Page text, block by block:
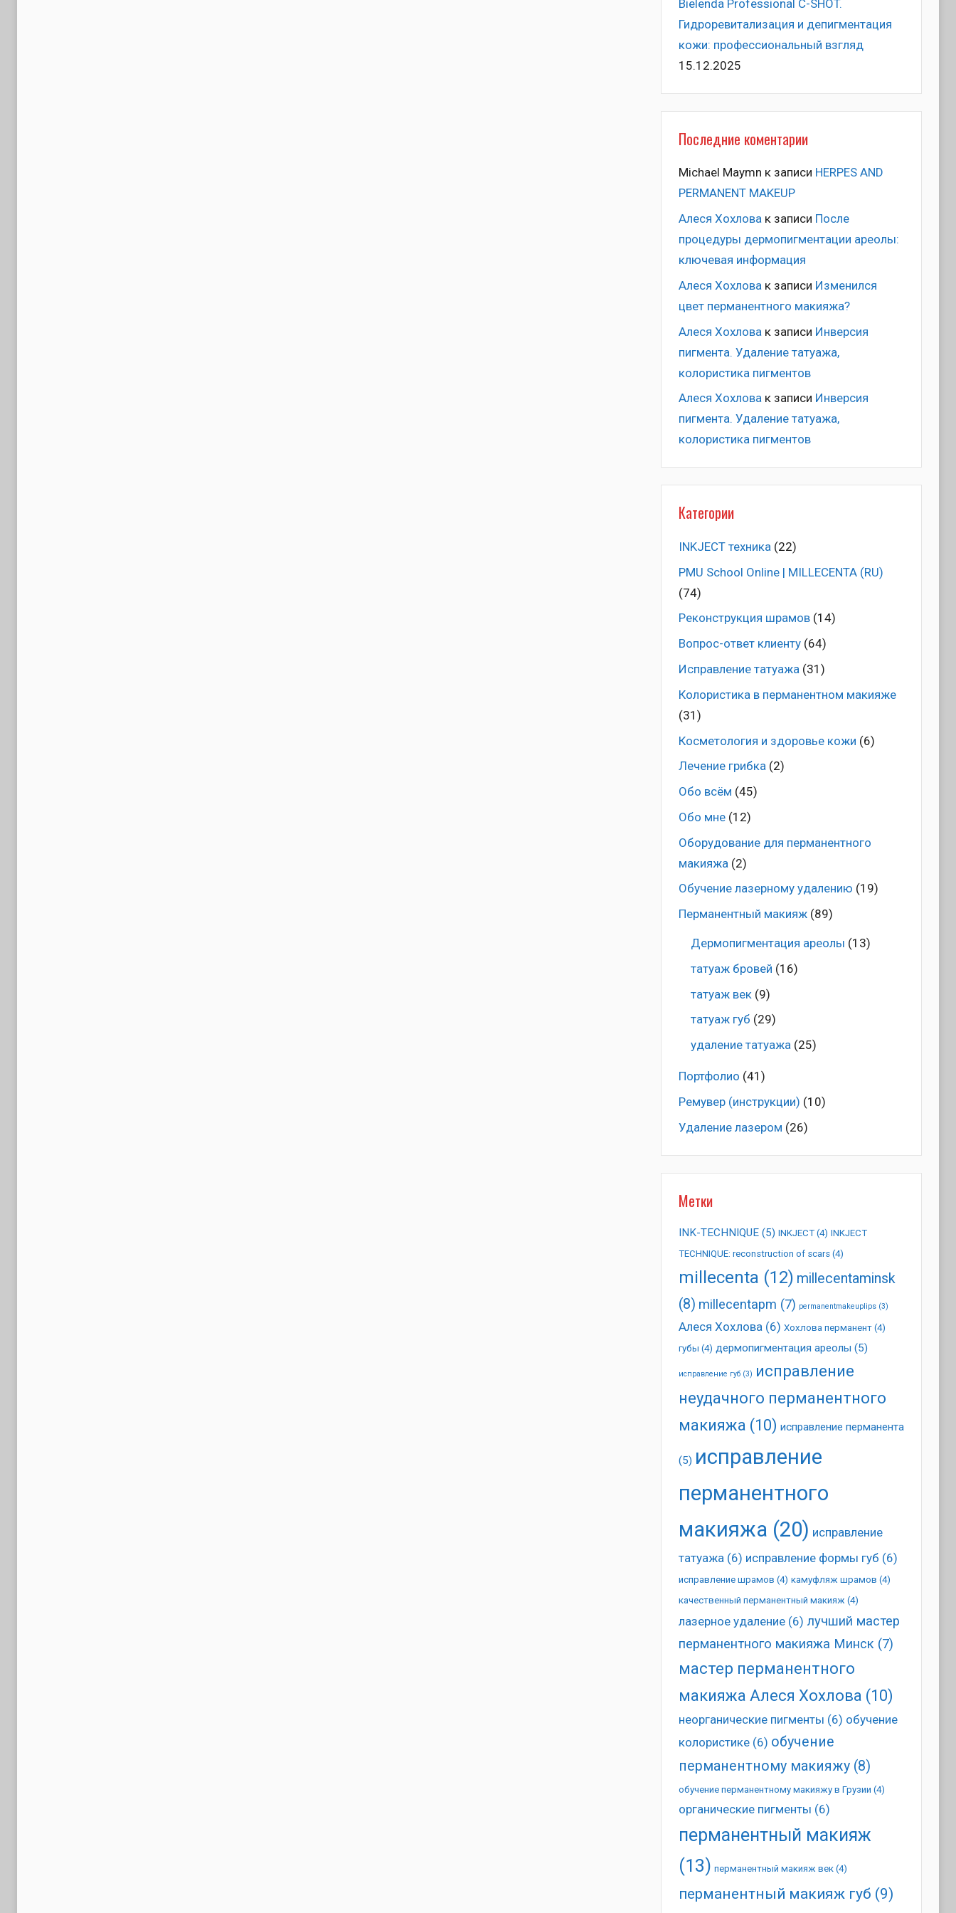
Bielenda Professional C-SHOT.
Гидроревитализация и депигментация
кожи: профессиональный взгляд
15.12.2025
Последние коментарии
Michael Maymn к записи HERPES AND
PERMANENT MAKEUP
Алеся Хохловак записи После
процедуры дермопигментации ареолы:
ключевая информация
Алеся Хохлова к записи Изменился
цвет перманентного макияжа?
Алеся Хохлова к записи Инверсия
пигмента. Удаление татуажа,
колористика пигментов
Алеся Хохловак записи Инверсия
пигмента. Удаление татуажа,
колористика пигментов
Категории
INKJECT техника (22)
PMU School Online | MILLECENTA (RU)
(74)
Pеконструкция шрамов(14)
Вопрос-ответ клиенту(64)
Исправление татуажа (31)
Колористика в перманентном макияже
(31)
Косметология и здоровье кожи (6)
Лечение грибка(2)
Обо всём (45)
Обо мне(12)
Оборудование для перманентного
макияжа (2)
Обучение лазерному удалению (19)
Перманентный макияж(89)
Дермопигментация ареолы (13)
татуаж бровей (16)
татуаж век(9)
татуаж губ (29)
удаление татуажа(25)
Портфолио (41)
Ремувер (инструкции) (10)
Удаление лазером (26)
Метки
INK-TECHNIQUE(5) INKJECT(4) INKJECT
TECHNIQUE: reconstruction of scars(4)
millecenta (12) millecentaminsk
(8) millecentapm (7) permanentmakeuplips(3)
Алеся Хохлова(6) Хохлова перманент(4)
губы (4) дермопигментация ареолы (5)
исправление губ(3) исправление
неудачного перманентного
макияжа (10) исправление перманента
(5) исправление
перманентного
макияжа (20) исправление
татуажа(6) исправление формы губ (6)
исправление шрамов (4) камуфляж шрамов (4)
качественный перманентный макияж (4)
лазерное удаление(6) лучший мастер
перманентного макияжа Минск (7)
мастер перманентного
макияжа Алеся Хохлова (10)
неорганические пигменты (6) обучение
колористике(6) обучение
перманентному макияжу(8)
обучение перманентному макияжу в Грузии (4)
органические пигменты (6)
перманентный макияж
(13) перманентный макияж век(4)
перманентный макияж губ (9)